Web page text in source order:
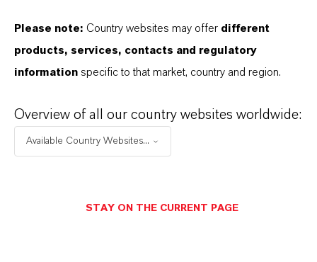
Video: PFAS Entfernung für Trink- &
Abwasser
Please note: Country websites may offer different
products, services, contacts and regulatory
information specific to that market, country and region.
Overview of all our country websites worldwide:
Available Country Websites...
STAY ON THE CURRENT PAGE